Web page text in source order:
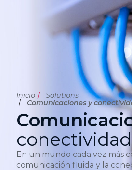
Inicio
Solutions
Comunicaciones y
conectividad
En un mundo cada vez más
comunicación fluida y la